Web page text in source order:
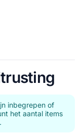
inbegrepen of
het aantal items